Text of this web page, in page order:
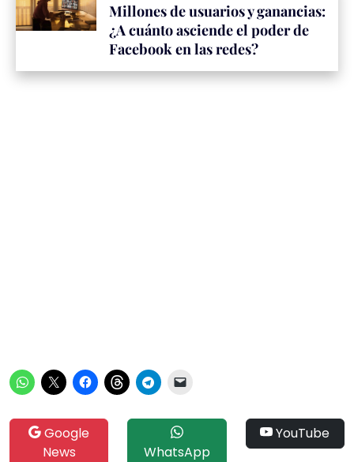
Millones de usuarios y ganancias:
¿A cuánto asciende el poder de
Facebook en las redes?
Google
News
WhatsApp
YouTube